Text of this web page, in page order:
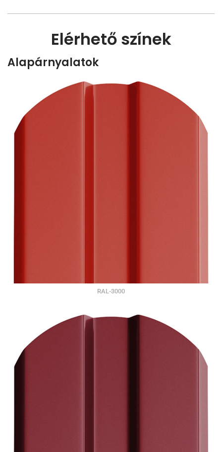
Elérhető színek
Alapárnyalatok
RAL-3000